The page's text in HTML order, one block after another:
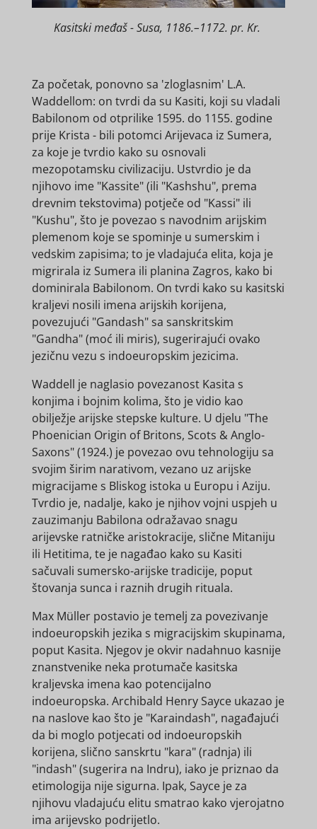
Kasitski međaš - Susa, 1186.–1172. pr. Kr.
Za početak, ponovno sa 'zloglasnim' L.A.
Waddellom: on tvrdi da su Kasiti, koji su vladali
Babilonom od otprilike 1595. do 1155. godine
prije Krista - bili potomci Arijevaca iz Sumera,
za koje je tvrdio kako su osnovali
mezopotamsku civilizaciju. Ustvrdio je da
njihovo ime "Kassite" (ili "Kashshu", prema
drevnim tekstovima) potječe od "Kassi" ili
"Kushu", što je povezao s navodnim arijskim
plemenom koje se spominje u sumerskim i
vedskim zapisima; to je vladajuća elita, koja je
migrirala iz Sumera ili planina Zagros, kako bi
dominirala Babilonom. On tvrdi kako su kasitski
kraljevi nosili imena arijskih korijena,
povezujući "Gandash" sa sanskritskim
"Gandha" (moć ili miris), sugerirajući ovako
jezičnu vezu s indoeuropskim jezicima.
Waddell je naglasio povezanost Kasita s
konjima i bojnim kolima, što je vidio kao
obilježje arijske stepske kulture. U djelu "The
Phoenician Origin of Britons, Scots & Anglo-
Saxons" (1924.) je povezao ovu tehnologiju sa
svojim širim narativom, vezano uz arijske
migracijame s Bliskog istoka u Europu i Aziju.
Tvrdio je, nadalje, kako je njihov vojni uspjeh u
zauzimanju Babilona odražavao snagu
arijevske ratničke aristokracije, slične Mitaniju
ili Hetitima, te je nagađao kako su Kasiti
sačuvali sumersko-arijske tradicije, poput
štovanja sunca i raznih drugih rituala.
Max Müller postavio je temelj za povezivanje
indoeuropskih jezika s migracijskim skupinama,
poput Kasita. Njegov je okvir nadahnuo kasnije
znanstvenike neka protumače kasitska
kraljevska imena kao potencijalno
indoeuropska. Archibald Henry Sayce ukazao je
na naslove kao što je "Karaindash", nagađajući
da bi moglo potjecati od indoeuropskih
korijena, slično sanskrtu "kara" (radnja) ili
"indash" (sugerira na Indru), iako je priznao da
etimologija nije sigurna. Ipak, Sayce je za
njihovu vladajuću elitu smatrao kako vjerojatno
ima arijevsko podrijetlo.